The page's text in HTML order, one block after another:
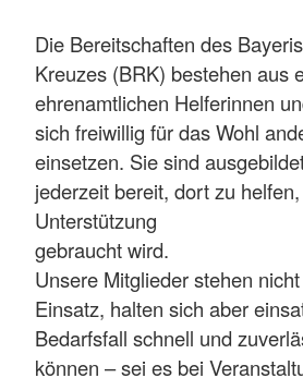
Die Bereitschaften des
Kreuzes (BRK) bestehen aus
ehrenamtlichen Helferinnen
sich freiwillig für das Wohl
einsetzen. Sie sind
jederzeit bereit, dort zu
Unterstützung
gebraucht wird.
Unsere Mitglieder stehen
Einsatz, halten sich aber
Bedarfsfall schnell und
können – sei es bei